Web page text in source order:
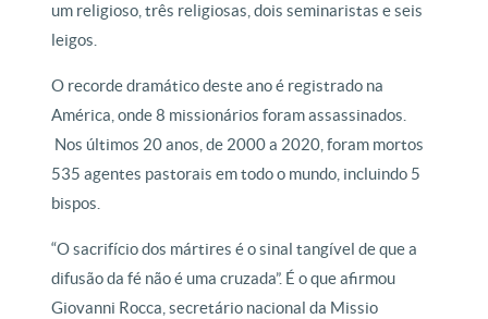
um religioso, três religiosas, dois seminaristas e seis
leigos.
O recorde dramático deste ano é registrado na
América, onde 8 missionários foram assassinados.
Nos últimos 20 anos, de 2000 a 2020, foram mortos
535 agentes pastorais em todo o mundo, incluindo 5
bispos.
“O sacrifício dos mártires é o sinal tangível de que a
difusão da fé não é uma cruzada”. É o que afirmou
Giovanni Rocca, secretário nacional da Missio